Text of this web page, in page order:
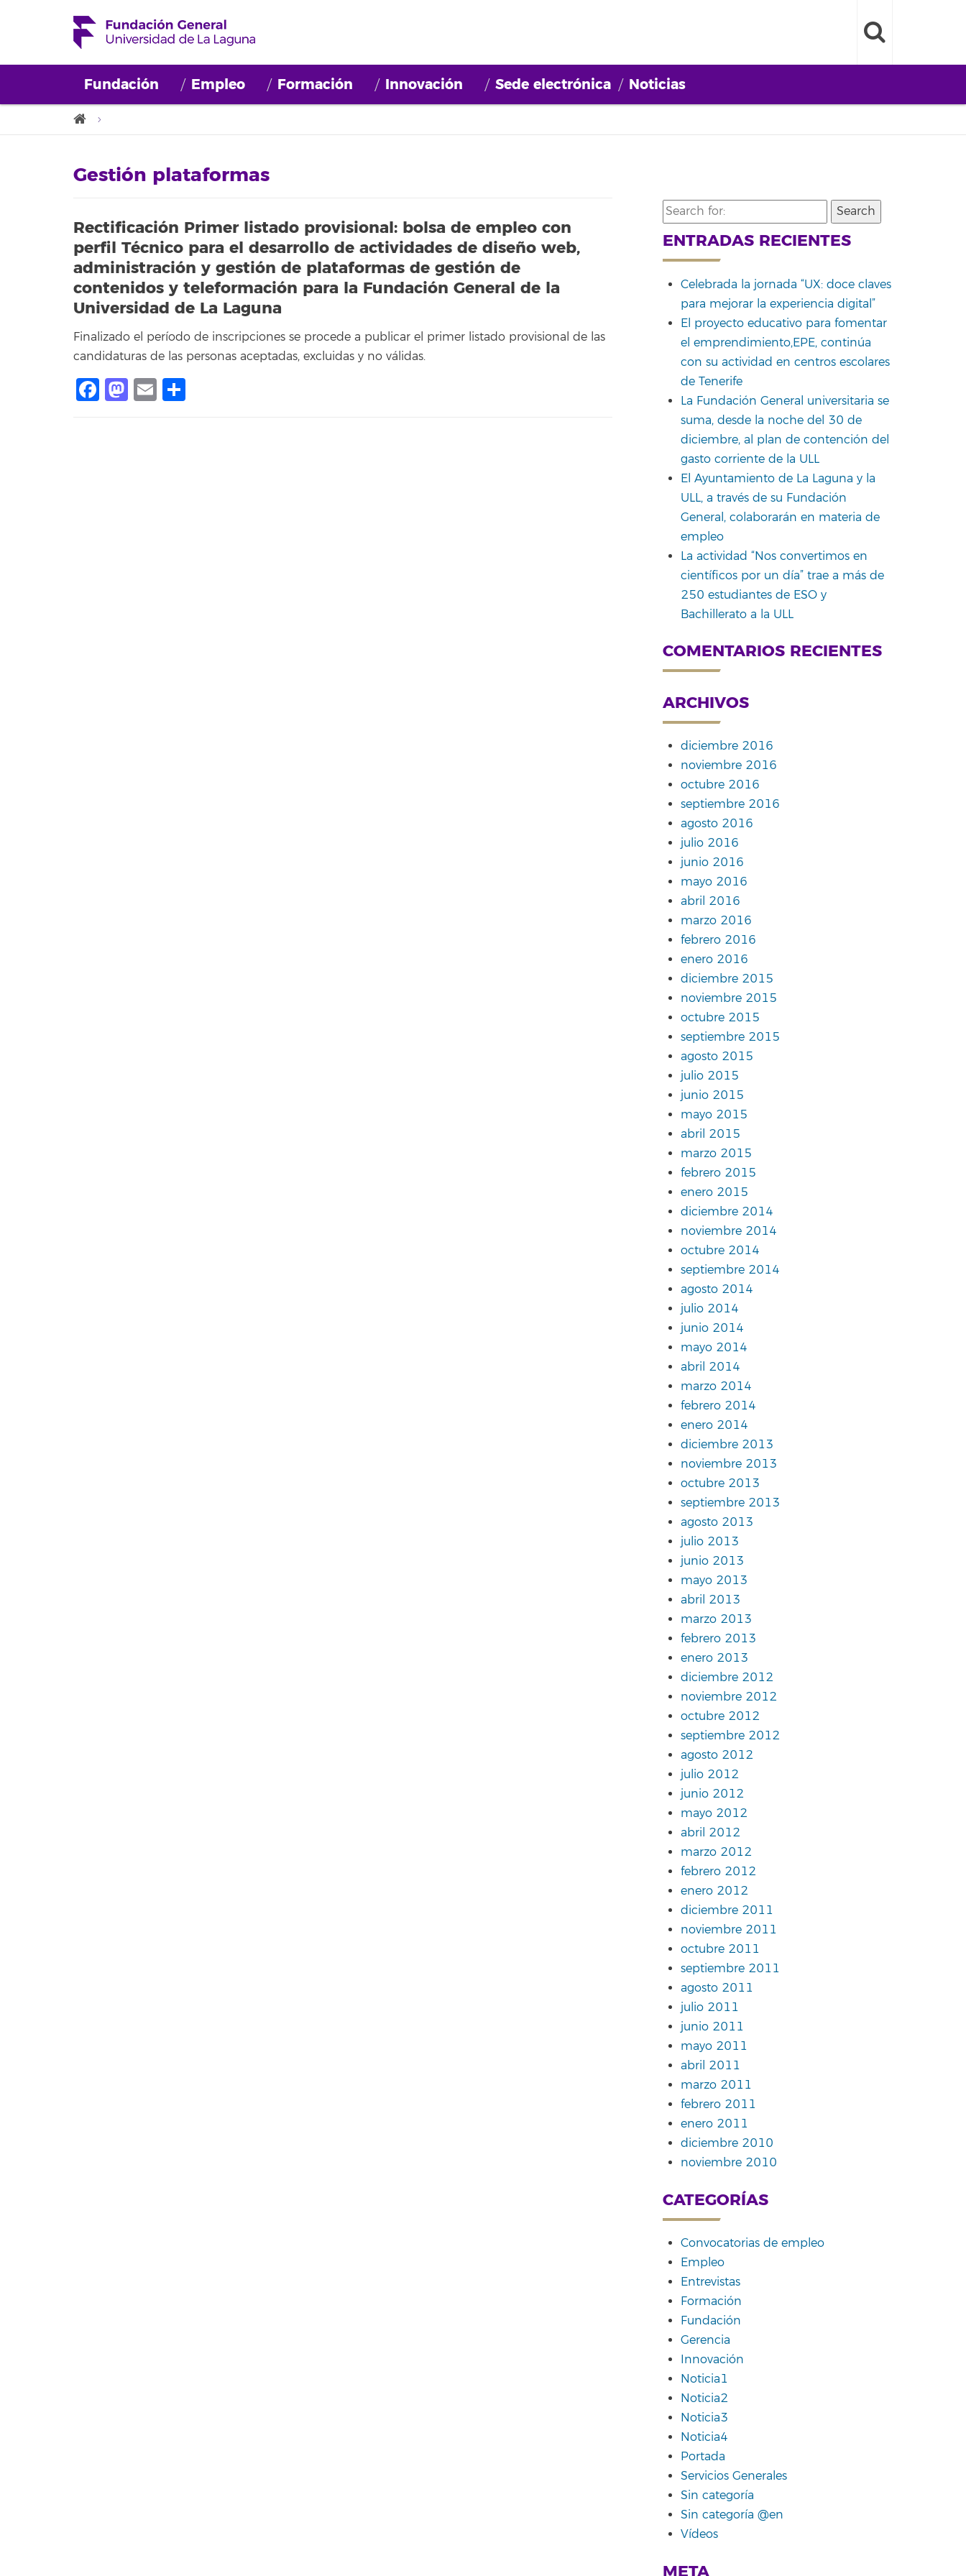
Fundación Empleo Formación Innovación Sede electrónica Noticias
Gestión plataformas
Rectificación Primer listado provisional: bolsa de empleo con
perfil Técnico para el desarrollo de actividades de diseño web,
administración y gestión de plataformas de gestión de
contenidos y teleformación para la Fundación General de la
Universidad de La Laguna
Finalizado el período de inscripciones se procede a publicar el primer listado provisional de las
candidaturas de las personas aceptadas, excluidas y no válidas.
Facebook
Mastodon
Email
Search
for:
ENTRADAS RECIENTES
Celebrada la jornada “UX: doce claves
para mejorar la experiencia digital”
El proyecto educativo para fomentar
el emprendimiento,EPE, continúa
con su actividad en centros escolares
de Tenerife
La Fundación General universitaria se
suma, desde la noche del 30 de
diciembre, al plan de contención del
gasto corriente de la ULL
El Ayuntamiento de La Laguna y la
ULL, a través de su Fundación
General, colaborarán en materia de
empleo
La actividad “Nos convertimos en
científicos por un día” trae a más de
250 estudiantes de ESO y
Bachillerato a la ULL
COMENTARIOS RECIENTES
ARCHIVOS
diciembre 2016
noviembre 2016
octubre 2016
septiembre 2016
agosto 2016
julio 2016
junio 2016
mayo 2016
abril 2016
marzo 2016
febrero 2016
enero 2016
diciembre 2015
noviembre 2015
octubre 2015
septiembre 2015
agosto 2015
julio 2015
junio 2015
mayo 2015
abril 2015
marzo 2015
febrero 2015
enero 2015
diciembre 2014
noviembre 2014
octubre 2014
septiembre 2014
agosto 2014
julio 2014
junio 2014
mayo 2014
abril 2014
marzo 2014
febrero 2014
enero 2014
diciembre 2013
noviembre 2013
octubre 2013
septiembre 2013
agosto 2013
julio 2013
junio 2013
mayo 2013
abril 2013
marzo 2013
febrero 2013
enero 2013
diciembre 2012
noviembre 2012
octubre 2012
septiembre 2012
agosto 2012
julio 2012
junio 2012
mayo 2012
abril 2012
marzo 2012
febrero 2012
enero 2012
diciembre 2011
noviembre 2011
octubre 2011
septiembre 2011
agosto 2011
julio 2011
junio 2011
mayo 2011
abril 2011
marzo 2011
febrero 2011
enero 2011
diciembre 2010
noviembre 2010
CATEGORÍAS
Convocatorias de empleo
Empleo
Entrevistas
Formación
Fundación
Gerencia
Innovación
Noticia1
Noticia2
Noticia3
Noticia4
Portada
Servicios Generales
Sin categoría
Sin categoría @en
Vídeos
META